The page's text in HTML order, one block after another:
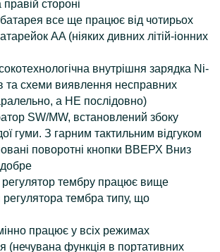
стороні
все ще працює від чотирьох
AA (ніяких дивних літій-іонних
внутрішня зарядка Ni-
та схеми виявлення несправних
а НЕ послідовно)
SW/MW, встановлений збоку
гуми. З гарним тактильним відгуком
поворотні кнопки ВВЕРХ Вниз
регулятор тембру працює вище
регулятора тембра типу, що
працює у всіх режимах
(нечувана функція в портативних